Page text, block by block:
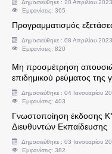
Πρότυπα
Αναπληρωτές -
Φροντιστήρια
Δημοσιεύθηκε : 20 Απριλίου 2023
Εμφανίσεις: 365
Προγραμματισμός
Δημοσιεύθηκε : 08 Απριλίου 2023
Εμφανίσεις: 820
Μη προσμέτρηση
επιδημικού ρεύματος της
Δημοσιεύθηκε : 04 Ιανουαρίου
Εμφανίσεις: 403
Γνωστοποίηση έκδοσης
Διευθυντών Εκπαίδευσης
Δημοσιεύθηκε : 03 Ιανουαρίου
Εμφανίσεις: 382